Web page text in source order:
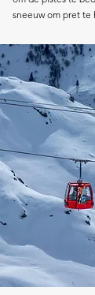
sneeuw om pret te